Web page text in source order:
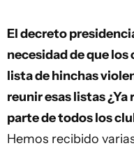
El decreto
necesidad de que
lista de hinchas
reunir esas listas
parte de todos los
Hemos recibido